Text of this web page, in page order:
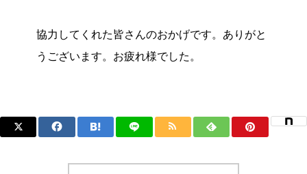
協力してくれた皆さんのおかげです。ありがと
うございます。お疲れ様でした。